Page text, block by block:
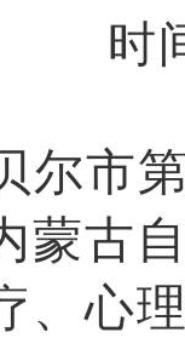
时
尔市
蒙古
、心